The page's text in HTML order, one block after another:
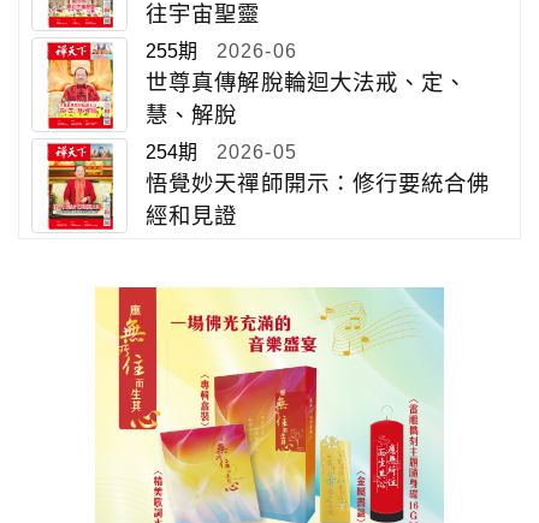
往宇宙聖靈
255期 2026-06
世尊真傳解脫輪迴大法戒、定、
慧、解脫
254期 2026-05
悟覺妙天禪師開示：修行要統合佛
經和見證